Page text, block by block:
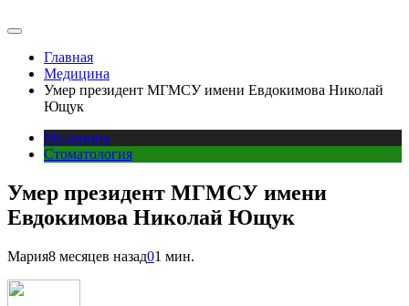
Главная
Медицина
Умер президент МГМСУ имени Евдокимова Николай
Ющук
Медицина
Стоматология
Умер президент МГМСУ имени
Евдокимова Николай Ющук
Мария8 месяцев назад01 мин.